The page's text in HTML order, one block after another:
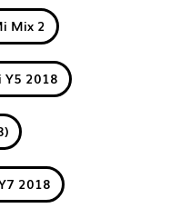
Mix 2
Y5 2018
2018